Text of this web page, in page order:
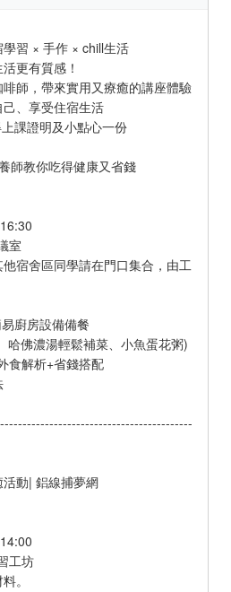
習 × 手作 × chill生活
更有質感！
師，帶來實用又療癒的講座體驗
、享受住宿生活
課證明及小點心一份
師教你吃得健康又省錢
室
宿舍區同學請在門口集合，由工
廚房設備備餐
佛濃湯輕鬆補菜、小魚蛋花粥)
食解析+省錢搭配
活動| 鋁線捕夢網
工坊
。